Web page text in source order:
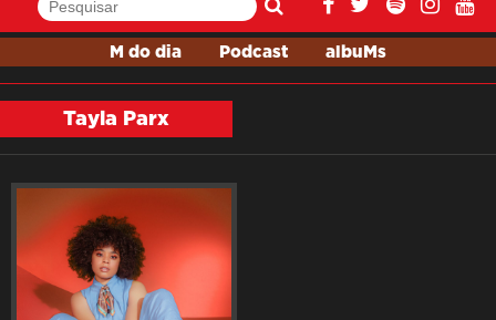
M do dia Podcast albuMs
Tayla Parx